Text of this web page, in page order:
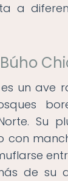
a
es un ave
Su
con
de su